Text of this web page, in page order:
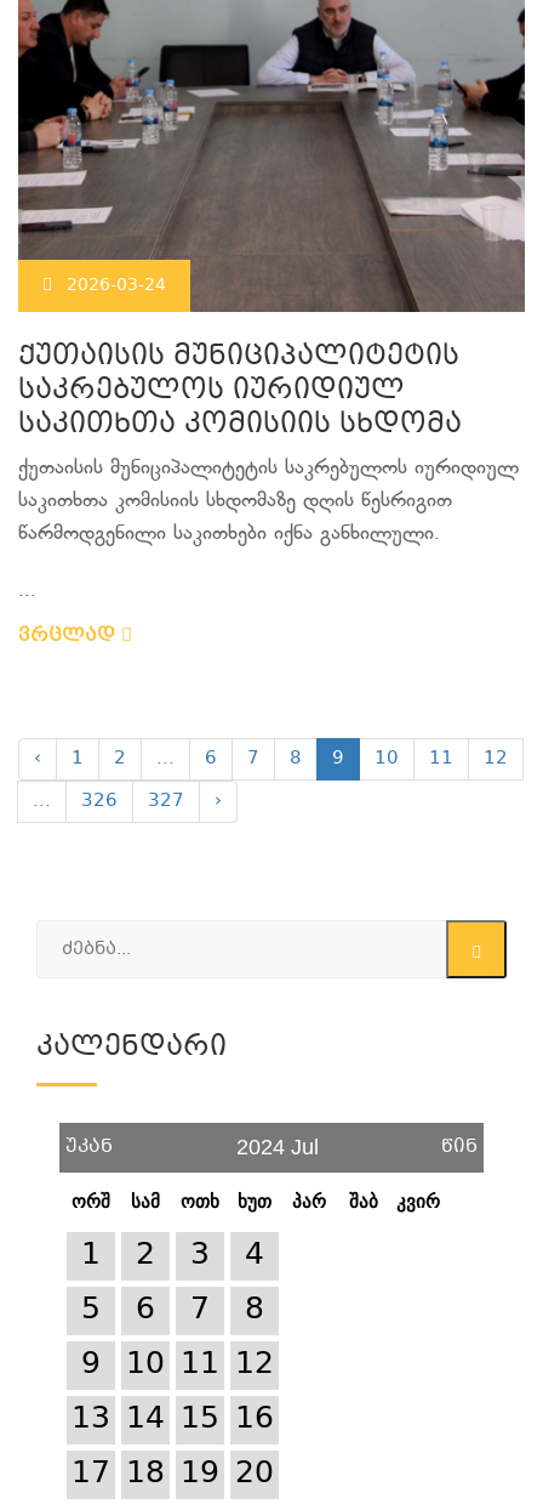
2026-03-24
ქუთაისის მუნიციპალიტეტის
საკრებულოს იურიდიულ
საკითხთა კომისიის სხდომა
ქუთაისის მუნიციპალიტეტის საკრებულოს იურიდიულ
საკითხთა კომისიის სხდომაზე დღის წესრიგით
წარმოდგენილი საკითხები იქნა განხილული.
...
ვრცლად
‹ 1 2 ... 6 7 8 9 10 11
12
...
326 327 ›
Კალენდარი
უკან 2024 Jul წინ
ორშ სამ ოთხ ხუთ პარ შაბ კვირ
1 2 3
4
5
6 7
8
9
10 11 12
13 14 15 16
17 18 19 20